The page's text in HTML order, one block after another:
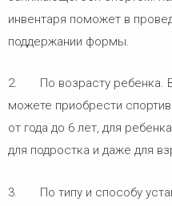
инвентаря поможет в
поддержании формы.
2. По возрасту ребенка. В
можете приобрести
от года до 6 лет, для
для подростка и даже для
3. По типу и способу